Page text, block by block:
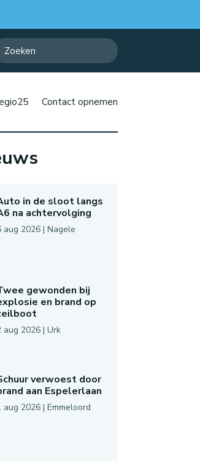
Contact opnemen
in de sloot langs
na achtervolging
aug 2026| Nagele
gewonden bij
en brand op
aug 2026| Urk
verwoest door
aan Espelerlaan
aug 2026| Emmeloord